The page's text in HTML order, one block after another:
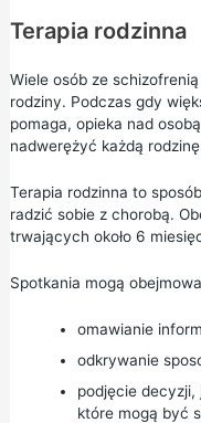
Terapia rodzinna
Wiele osób ze
rodziny. Podczas gdy
pomaga, opieka nad
nadwerężyć każdą
Terapia rodzinna to
radzić sobie z chorobą.
trwających około 6
Spotkania mogą
omawianie
odkrywanie
podjęcie
które mogą być